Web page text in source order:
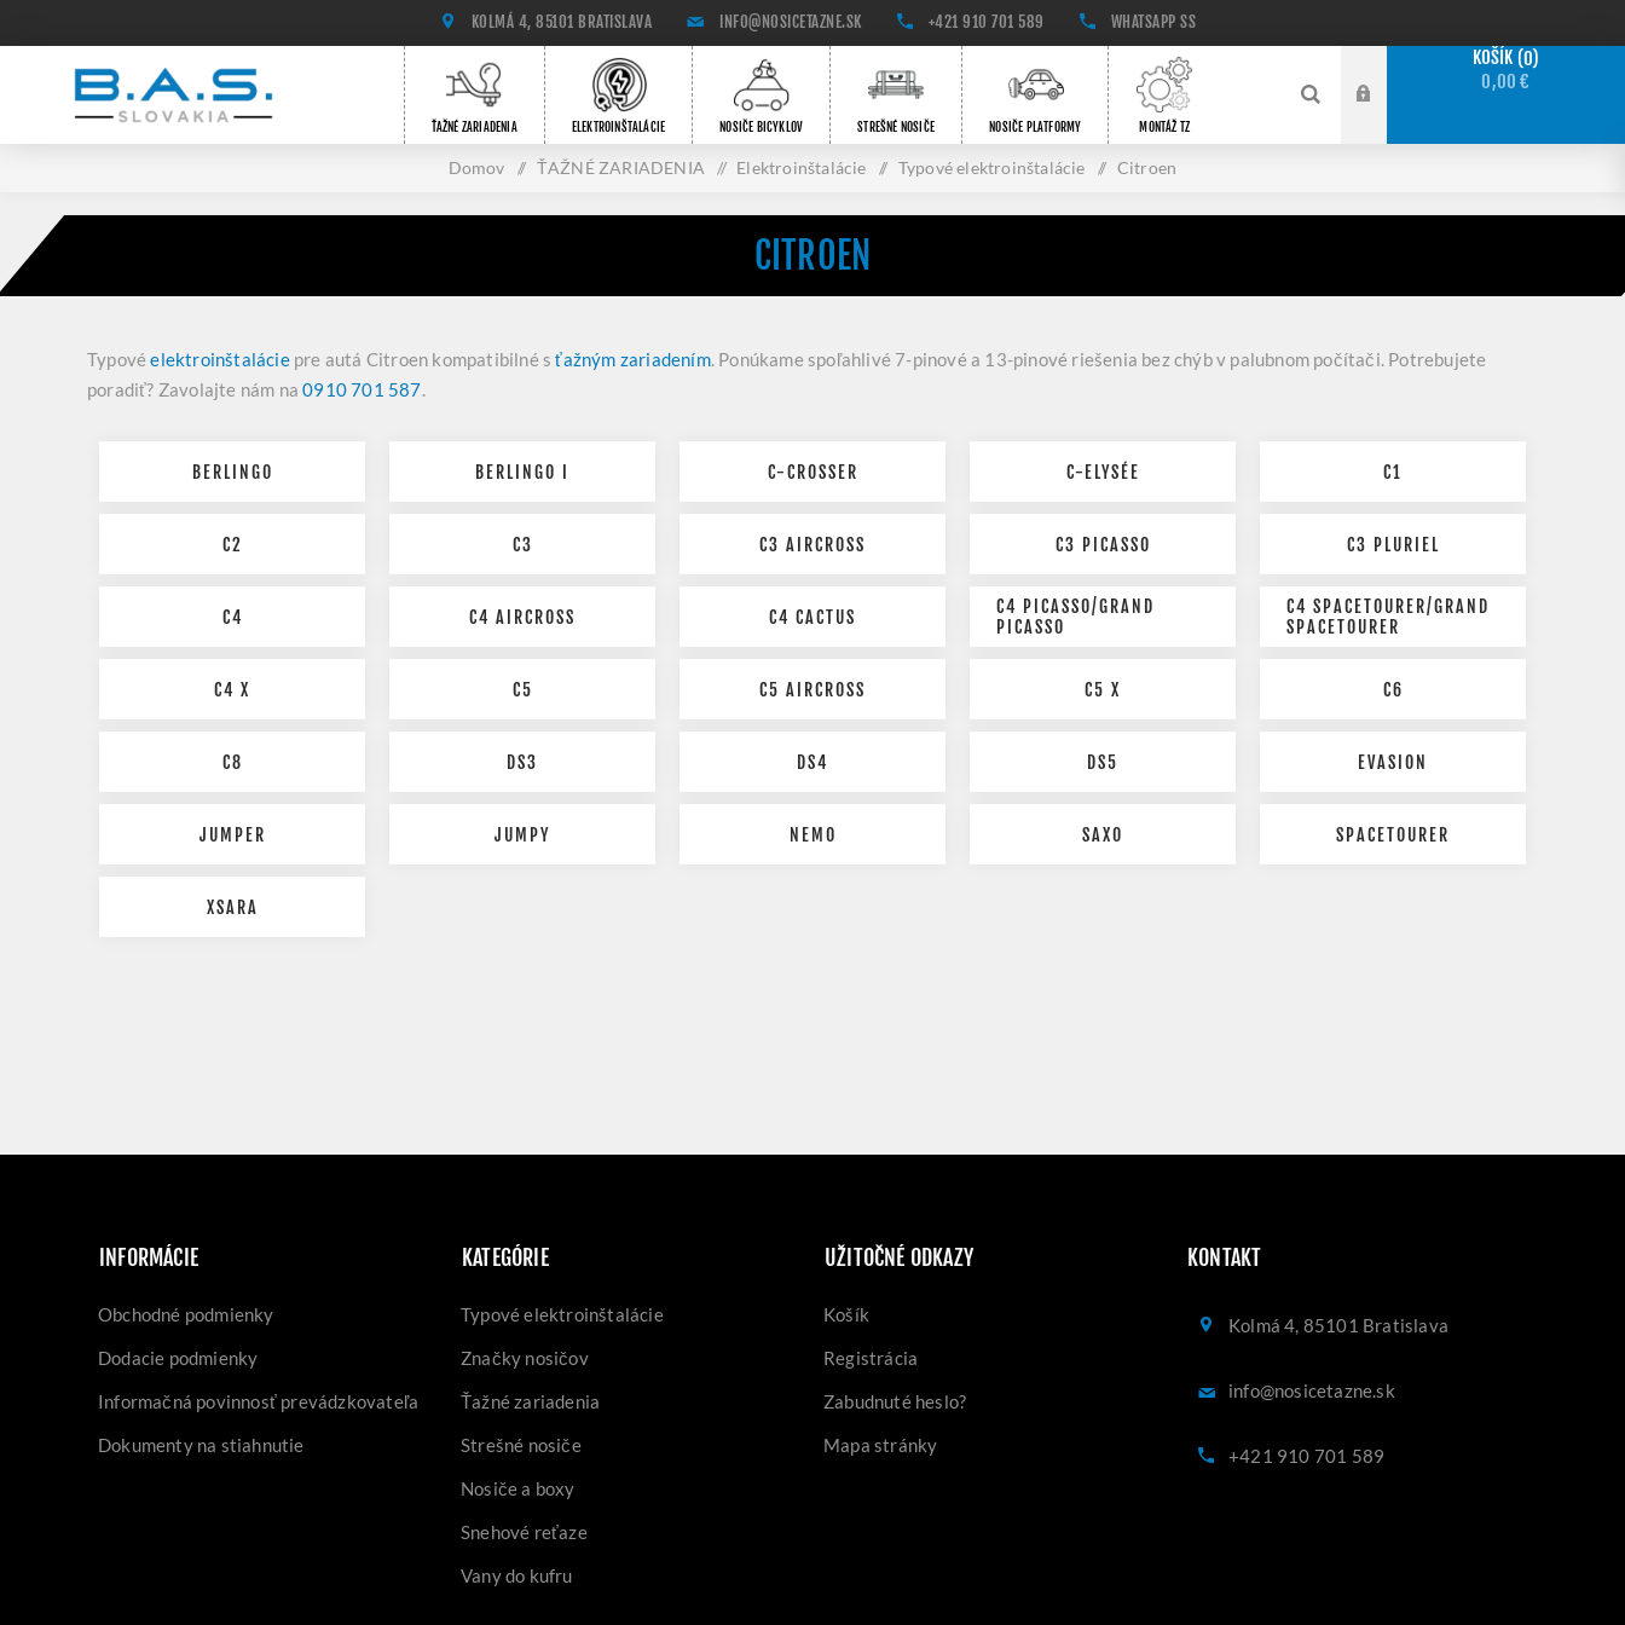
KOLMÁ 4, 85101 BRATISLAVA INFO@NOSICETAZNE.SK +421 910 701 589 WHATSAPP SS
ŤAŽNÉ ZARIADENIA ELEKTROINŠTALÁCIE NOSIČE BICYKLOV STREŠNÉ NOSIČE NOSIČE PLATFORMY MONTÁŽ TZ
KOŠÍK 0
0,00 €
Domov / ŤAŽNÉ ZARIADENIA / Elektroinštalácie / Typové elektroinštalácie / Citroen
CITROEN
Typovéelektroinštaláciepre autá Citroen kompatibilné sťažným zariadením. Ponúkame spoľahlivé 7-pinové a 13-pinové riešenia bez chýb v palubnom počítači. Potrebujete
poradiť? Zavolajte nám na0910 701 587.
BERLINGO BERLINGO I C-CROSSER C-ELYSÉE C1
C2 C3 C3 AIRCROSS C3 PICASSO C3 PLURIEL
C4 C4 AIRCROSS C4 CACTUS
C4 PICASSO/GRAND
PICASSO
C4 SPACETOURER/GRAND
SPACETOURER
C4 X C5 C5 AIRCROSS C5 X C6
C8 DS3 DS4 DS5 EVASION
JUMPER JUMPY NEMO SAXO SPACETOURER
XSARA
INFORMÁCIE
Obchodné podmienky
Dodacie podmienky
Informačná povinnosť prevádzkovateľa
Dokumenty na stiahnutie
KATEGÓRIE
Typové elektroinštalácie
Značky nosičov
Ťažné zariadenia
Strešné nosiče
Nosiče a boxy
Snehové reťaze
Vany do kufru
UŽITOČNÉ ODKAZY
Košík
Registrácia
Zabudnuté heslo?
Mapa stránky
KONTAKT
Kolmá 4, 85101 Bratislava
info@nosicetazne.sk
+421 910 701 589